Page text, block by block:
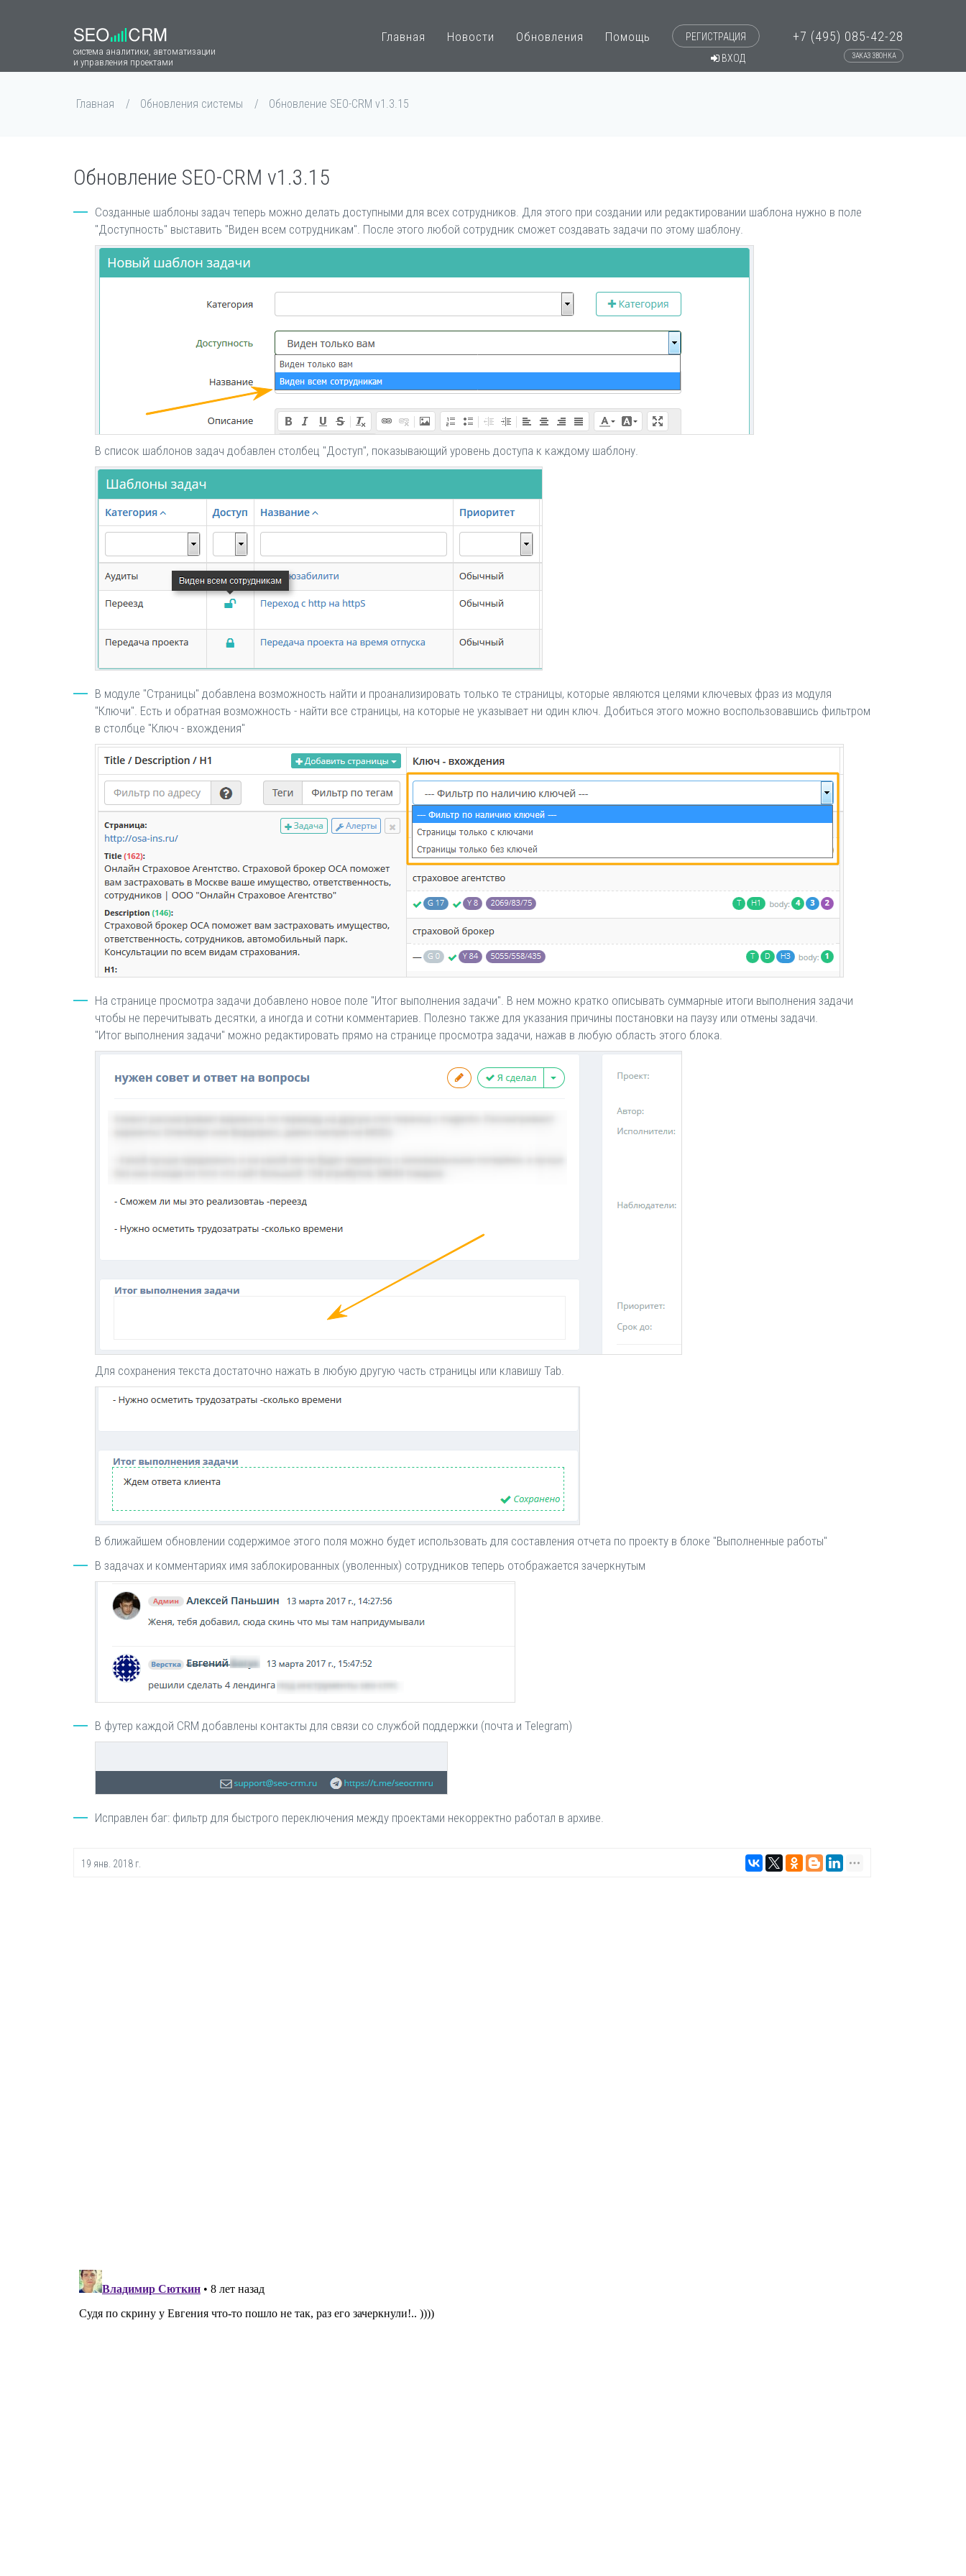
система аналитики, автоматизации
и управления проектами
Главная Новости Обновления Помощь
РЕГИСТРАЦИЯ
ВХОД
+7 (495) 085-42-28
ЗАКАЗ ЗВОНКА
Главная Обновления системы Обновление SEO-CRM v1.3.15
Обновление SEO-CRM v1.3.15
Созданные шаблоны задач теперь можно делать доступными для всех сотрудников. Для этого при создании или редактировании шаблона нужно в поле
"Доступность" выставить "Виден всем сотрудникам". После этого любой сотрудник сможет создавать задачи по этому шаблону.
В список шаблонов задач добавлен столбец "Доступ", показывающий уровень доступа к каждому шаблону.
В модуле "Страницы" добавлена возможность найти и проанализировать только те страницы, которые являются целями ключевых фраз из модуля
"Ключи". Есть и обратная возможность - найти все страницы, на которые не указывает ни один ключ. Добиться этого можно воспользовавшись фильтром
в столбце "Ключ - вхождения"
На странице просмотра задачи добавлено новое поле "Итог выполнения задачи". В нем можно кратко описывать суммарные итоги выполнения задачи
чтобы не перечитывать десятки, а иногда и сотни комментариев. Полезно также для указания причины постановки на паузу или отмены задачи.
"Итог выполнения задачи" можно редактировать прямо на странице просмотра задачи, нажав в любую область этого блока.
Для сохранения текста достаточно нажать в любую другую часть страницы или клавишу Tab.
В ближайшем обновлении содержимое этого поля можно будет использовать для составления отчета по проекту в блоке "Выполненные работы"
В задачах и комментариях имя заблокированных (уволенных) сотрудников теперь отображается зачеркнутым
В футер каждой CRM добавлены контакты для связи со службой поддержки (почта и Telegram)
Исправлен баг: фильтр для быстрого переключения между проектами некорректно работал в архиве.
19 янв. 2018 г.